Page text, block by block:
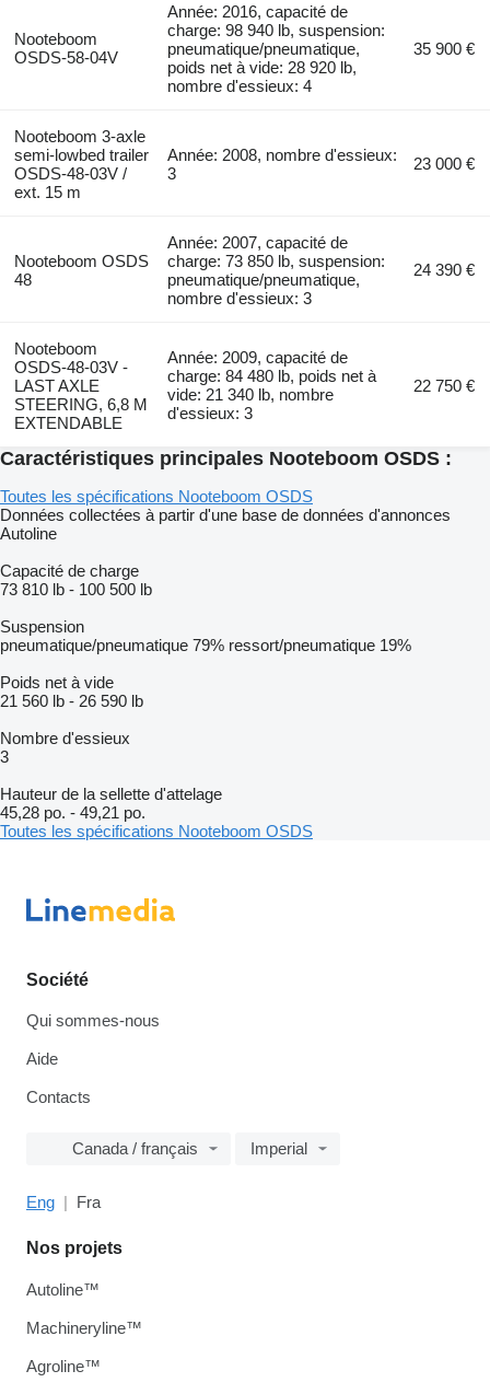
Nooteboom
OSDS-58-04V
Année: 2016, capacité de
charge: 98 940 lb, suspension:
pneumatique/pneumatique,
poids net à vide: 28 920 lb,
nombre d'essieux: 4
35 900 €
Nooteboom 3-axle
semi-lowbed trailer
OSDS-48-03V /
ext. 15 m
Année: 2008, nombre d'essieux:
3
23 000 €
Nooteboom OSDS
48
Année: 2007, capacité de
charge: 73 850 lb, suspension:
pneumatique/pneumatique,
nombre d'essieux: 3
24 390 €
Nooteboom
OSDS-48-03V -
LAST AXLE
STEERING, 6,8 M
EXTENDABLE
Année: 2009, capacité de
charge: 84 480 lb, poids net à
vide: 21 340 lb, nombre
d'essieux: 3
22 750 €
Caractéristiques principales Nooteboom OSDS :
Toutes les spécifications Nooteboom OSDS
Données collectées à partir d'une base de données d'annonces
Autoline
Capacité de charge
73 810 lb - 100 500 lb
Suspension
pneumatique/pneumatique 79% ressort/pneumatique 19%
Poids net à vide
21 560 lb - 26 590 lb
Nombre d'essieux
3
Hauteur de la sellette d'attelage
45,28 po. - 49,21 po.
Toutes les spécifications Nooteboom OSDS
Société
Qui sommes-nous
Aide
Contacts
Canada / français Imperial
Eng Fra
Nos projets
Autoline™
Machineryline™
Agroline™